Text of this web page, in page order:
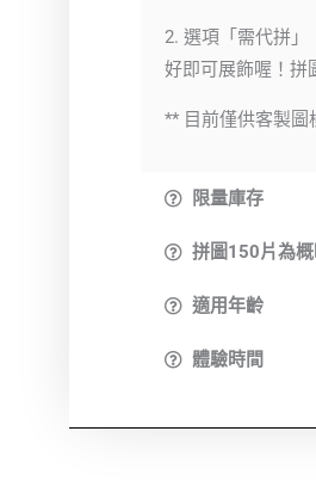
2. 選項「需代拼」
好即可展飾喔！拼
** 目前僅供客製圖
限量庫存
拼圖150片為
適用年齡
體驗時間